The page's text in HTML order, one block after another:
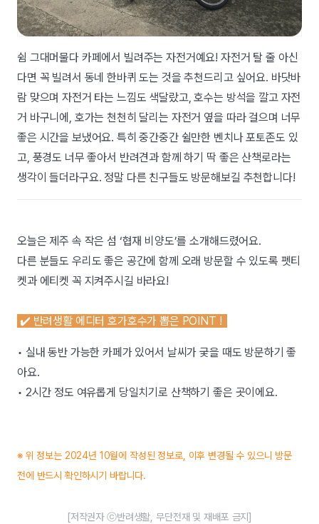
쉼 그대머물다 카페에서 빌려주는 자전거예요! 자전거 탈 줄 아신
다면 꼭 빌려서 동네 한바퀴 도는 것을 추천드리고 싶어요. 바닷바
람 맞으며 자전거 타는 느낌도 색달랐고, 호수는 방석을 깔고 자전
거 바구니에, 호가는 천천히 달리는 자전거 옆을 따라 걸으며 너무
좋은 시간을 보냈어요. 특히 중간중간 쉴만한 벤치나 포토존도 있
고, 풍경도 너무 좋아서 반려견과 함께 하기 딱 좋은 산책로라는
생각이 들더라구요. 정말 다른 친구들도 방문해보길 추천합니다!
오늘은 제주 속 작은 섬 ‘협재 비양도’를 소개해드렸어요.
다른 분들도 우리도 좋은 공간에 함께 오래 방문할 수 있도록 펫티
켓과 에티켓 꼭 지켜주시길 바라요!
✔️ 반려생활 에디터 호가호수가 뽑은 POINT !
• 실내 동반 가능한 카페가 있어서 날씨가 궂을 때도 방문하기 좋
아요.
• 2시간 정도 여유롭게 당일치기로 산책하기 좋은 곳이에요.
※ 위 정보는 2024년 10월에 작성된 정보로, 이후 변경될 수 있으니 방문
전에 반드시 확인하시기 바랍니다.
[저작권자 ⓒ반려생활, 무단전재 및 재배포 금지]